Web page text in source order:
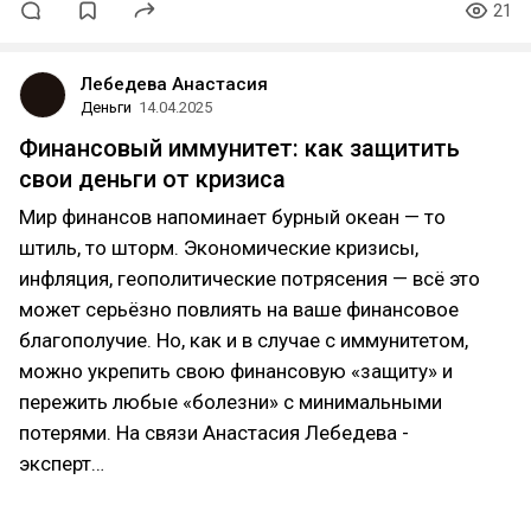
21
Лебедева Анастасия
Деньги 14.04.2025
Финансовый иммунитет: как защитить
свои деньги от кризиса
Мир финансов напоминает бурный океан — то
штиль, то шторм. Экономические кризисы,
инфляция, геополитические потрясения — всё это
может серьёзно повлиять на ваше финансовое
благополучие. Но, как и в случае с иммунитетом,
можно укрепить свою финансовую «защиту» и
пережить любые «болезни» с минимальными
потерями. На связи Анастасия Лебедева -
эксперт…